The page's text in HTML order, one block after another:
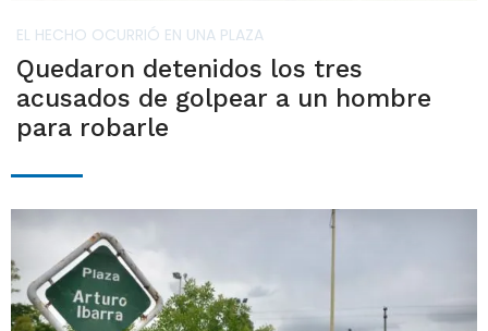
EL HECHO OCURRIÓ EN UNA PLAZA
Quedaron detenidos los tres
acusados de golpear a un hombre
para robarle